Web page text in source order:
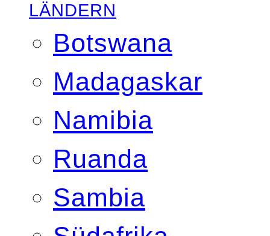
LÄNDERN
Botswana
Madagaskar
Namibia
Ruanda
Sambia